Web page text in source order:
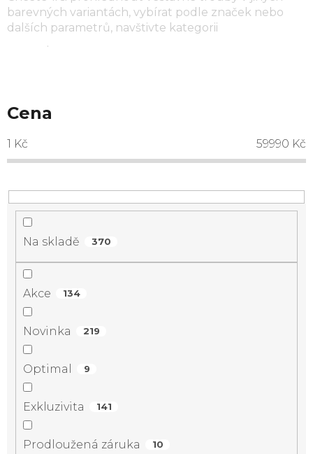
barevných variantách, vybírat podle značek nebo
dalších parametrů, navštivte kategorii
.
Cena
1 Kč 59990 Kč
Na skladě 370
Akce 134
Novinka 219
Optimal 9
Exkluzivita 141
Prodloužená záruka 10